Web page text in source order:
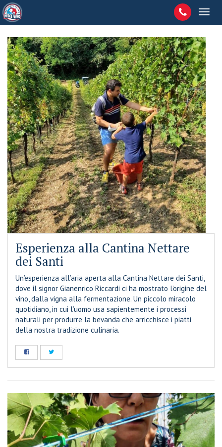
Esperienza alla Cantina Nettare
dei Santi
Un’esperienza all’aria aperta alla Cantina Nettare dei Santi,
dove il signor Gianenrico Riccardi ci ha mostrato l’origine del
vino, dalla vigna alla fermentazione. Un piccolo miracolo
quotidiano, in cui l’uomo usa sapientemente i processi
naturali per produrre la bevanda che arricchisce i piatti
della nostra tradizione culinaria.